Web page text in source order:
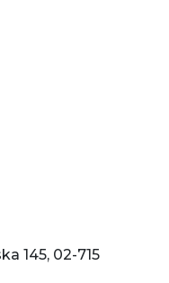
145, 02-715